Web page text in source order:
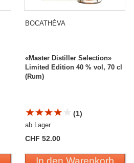
BOCATHÉVA
«Master Distiller Selection»
Limited Edition 40 % vol, 70 cl
(Rum)
(1)
ab Lager
CHF 52.00
In den Warenkorb